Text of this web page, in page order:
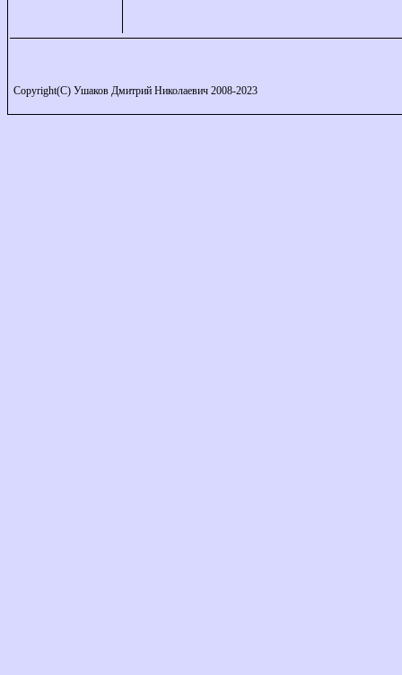
Copyright(C) Ушаков Дмитрий Николаевич 2008-2023